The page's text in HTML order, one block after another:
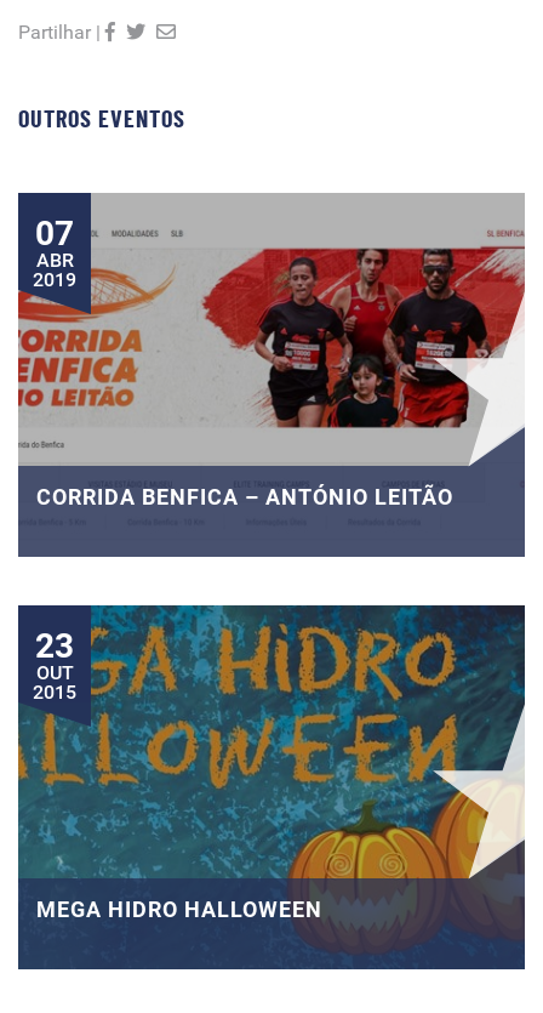
Partilhar |
OUTROS EVENTOS
07
ABR
2019
CORRIDA BENFICA – ANTÓNIO LEITÃO
23
OUT
2015
MEGA HIDRO HALLOWEEN